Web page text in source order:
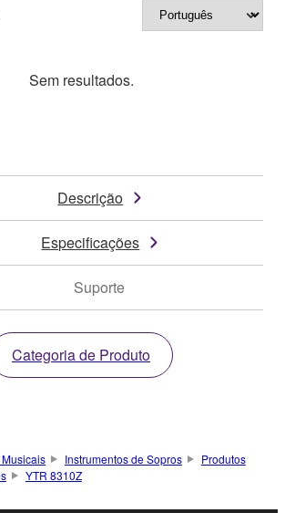
Sem resultados.
Descrição
Especificações
Suporte
Categoria de Produto
Instrumentos de Sopros
Produtos
YTR 8310Z